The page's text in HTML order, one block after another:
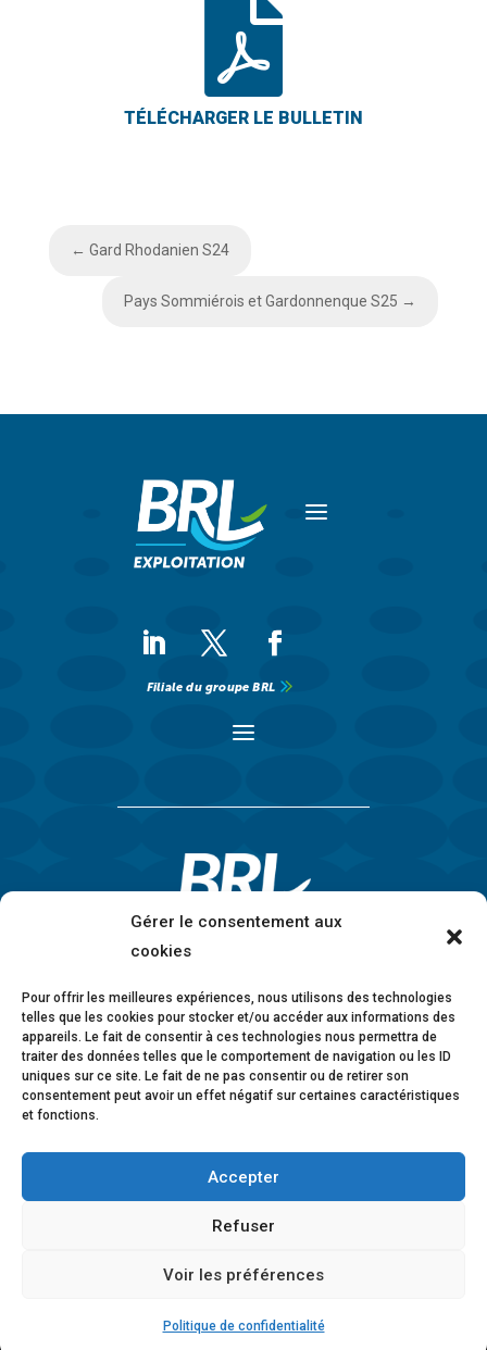
Gérer le consentement aux
cookies
Pour offrir les meilleures expériences, nous utilisons des technologies
telles que les cookies pour stocker et/ou accéder aux informations des
appareils. Le fait de consentir à ces technologies nous permettra de
traiter des données telles que le comportement de navigation ou les ID
uniques sur ce site. Le fait de ne pas consentir ou de retirer son
consentement peut avoir un effet négatif sur certaines caractéristiques
et fonctions.
Accepter
Refuser
Voir les préférences
Politique de confidentialité

← Gard Rhodanien S24
Pays Sommiérois et Gardonnenque S25 →
a
a
Filiale du groupe BRL
• Politique de confidentialité
Lanceurs d’alerte
© 2026 BRL Exploitation